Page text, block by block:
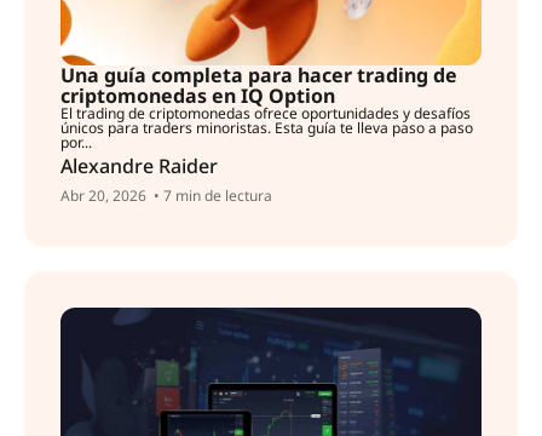
Una guía completa para hacer trading de
criptomonedas en IQ Option
El trading de criptomonedas ofrece oportunidades y desafíos
únicos para traders minoristas. Esta guía te lleva paso a paso
por...
Alexandre Raider
Abr 20, 2026 • 7 min de lectura